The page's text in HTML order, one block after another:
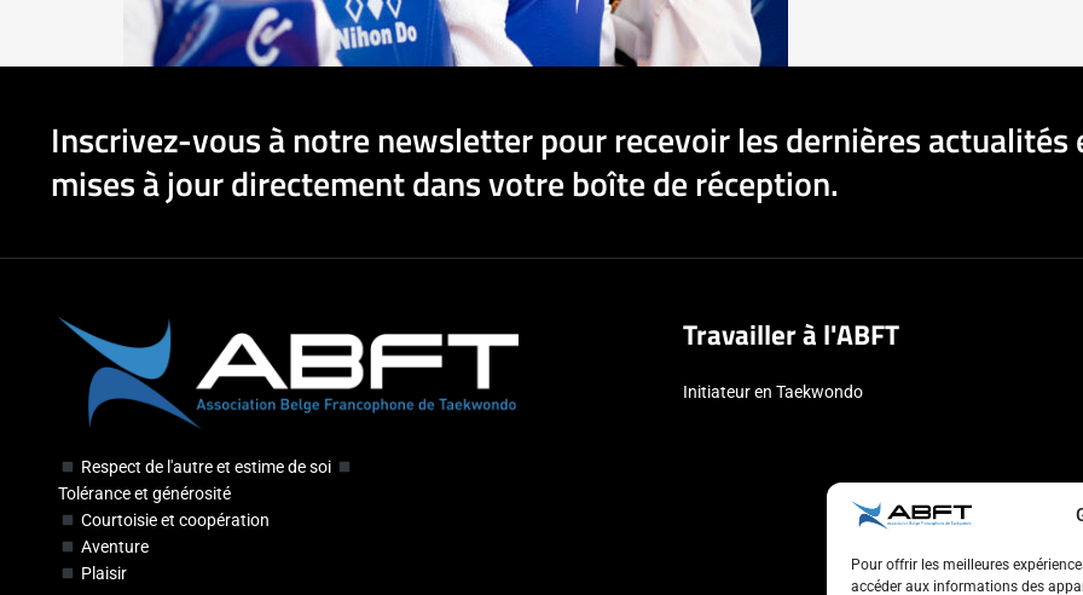
Pour offrir les meilleures
accéder aux informations des
Inscrivez-vous à notre newsletter pour recevoir les dernières actualités
mises à jour directement dans votre boîte de réception.
Respect de l'autre et estime de soi
Tolérance et générosité
Courtoisie et coopération
Aventure
Plaisir
Travailler à l'ABFT
Initiateur en Taekwondo